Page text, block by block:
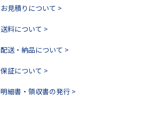
お見積りについて >
送料について >
配送・納品について >
保証について >
明細書・領収書の発行 >